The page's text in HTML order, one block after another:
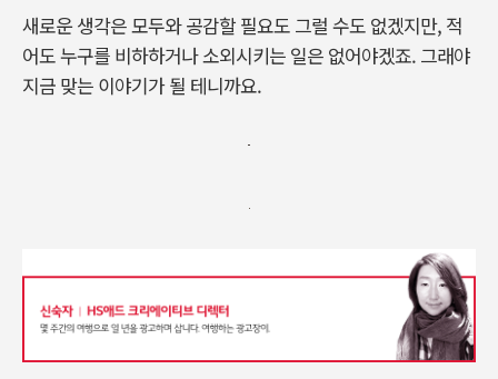
새로운 생각은 모두와 공감할 필요도 그럴 수도 없겠지만, 적
어도 누구를 비하하거나 소외시키는 일은 없어야겠죠. 그래야
지금 맞는 이야기가 될 테니까요.